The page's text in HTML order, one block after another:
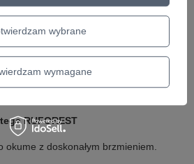
RUFOREST
z doskonałym brzmieniem.
wybrane
wymagane